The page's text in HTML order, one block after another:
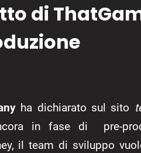
di
ha dichiarato sul sito
in fase di pre-
il team di sviluppo